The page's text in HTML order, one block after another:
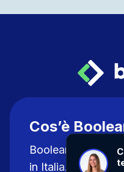
Cos’è
Boolean è la
in Italia. Offriamo